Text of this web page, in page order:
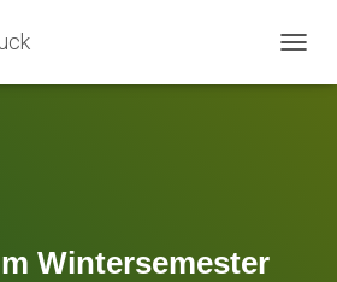
A
Wintersemester